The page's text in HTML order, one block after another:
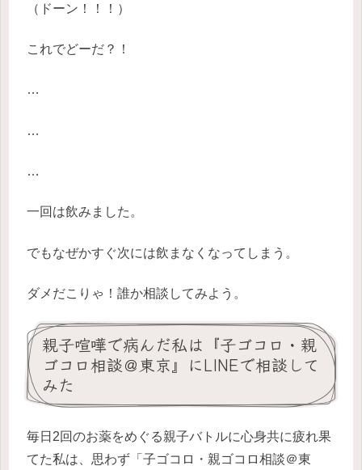
（ドーン！！！）
これでどーだ？！
…
…
…
一回は飲みました。
でもなぜかすぐ次には飲まなくなってしまう。
ダメだこりゃ！誰か相談してみよう。
親子喧嘩で病んだ私は『子ゴコロ・親
ゴコロ相談＠東京』にLINEで相談して
みた
毎日2回のお薬をめぐる親子バトルに心身共に疲れ果
てた私は、思わず「子ゴコロ・親ゴコロ相談＠東